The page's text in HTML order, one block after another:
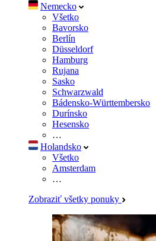
Nemecko
Všetko
Bavorsko
Berlín
Düsseldorf
Hamburg
Rujana
Sasko
Schwarzwald
Bádensko-Württembersko
Durínsko
Hesensko
…
Holandsko
Všetko
Amsterdam
…
Zobraziť všetky ponuky